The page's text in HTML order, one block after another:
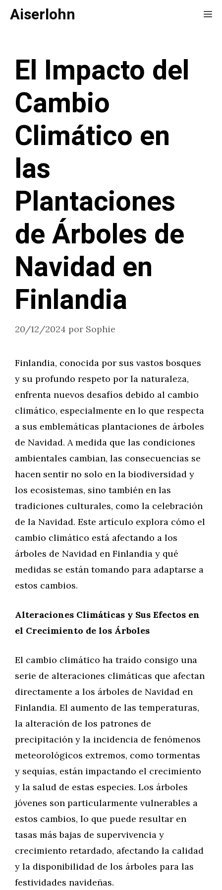
Saltar
Aiserlohn
El Impacto del
Cambio
Climático en
las
Plantaciones
de Árboles de
Navidad en
Finlandia
20/12/2024 por Sophie
Finlandia, conocida por sus vastos bosques
y su profundo respeto por la naturaleza,
enfrenta nuevos desafíos debido al cambio
climático, especialmente en lo que respecta
a sus emblemáticas plantaciones de árboles
de Navidad. A medida que las condiciones
ambientales cambian, las consecuencias se
hacen sentir no solo en la biodiversidad y
los ecosistemas, sino también en las
tradiciones culturales, como la celebración
de la Navidad. Este artículo explora cómo el
cambio climático está afectando a los
árboles de Navidad en Finlandia y qué
medidas se están tomando para adaptarse a
estos cambios.
Alteraciones Climáticas y Sus Efectos en
el Crecimiento de los Árboles
El cambio climático ha traído consigo una
serie de alteraciones climáticas que afectan
directamente a los árboles de Navidad en
Finlandia. El aumento de las temperaturas,
la alteración de los patrones de
precipitación y la incidencia de fenómenos
meteorológicos extremos, como tormentas
y sequías, están impactando el crecimiento
y la salud de estas especies. Los árboles
jóvenes son particularmente vulnerables a
estos cambios, lo que puede resultar en
tasas más bajas de supervivencia y
crecimiento retardado, afectando la calidad
y la disponibilidad de los árboles para las
festividades navideñas.